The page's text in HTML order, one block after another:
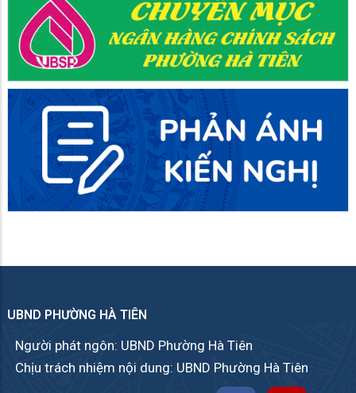
UBND PHƯỜNG HÀ TIÊN
Người phát ngôn: UBND Phường Hà Tiên
Chịu trách nhiệm nội dung: UBND Phường Hà Tiên